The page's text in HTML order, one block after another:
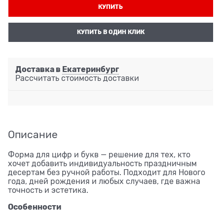
КУПИТЬ
КУПИТЬ В ОДИН КЛИК
Доставка в Екатеринбург
Рассчитать стоимость доставки
Описание
Форма для цифр и букв — решение для тех, кто
хочет добавить индивидуальность праздничным
десертам без ручной работы. Подходит для Нового
года, дней рождения и любых случаев, где важна
точность и эстетика.
Особенности